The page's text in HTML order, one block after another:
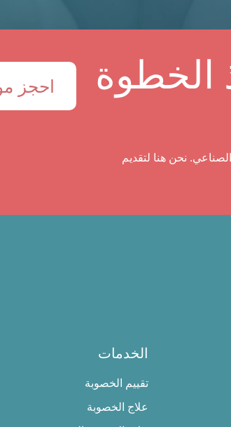
الخطوة
نحن هنا لتقديم
احجز
الخدمات
تقييم الخصوبة
علاج الخصوبة